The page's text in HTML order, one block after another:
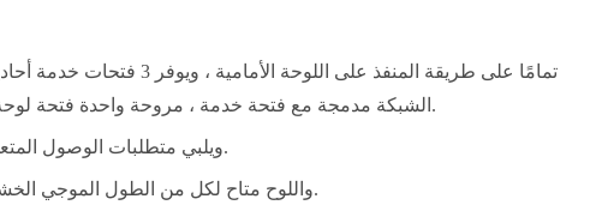
الشبكة مدمجة مع فتحة خدمة ، مروحة واحدة فتحة لوحة واحدة ، وفتحتان لوحة واحدة السلطة ، والتي كلها قابلة للتوصيل.
يدعم WDM لجميع أنواع الخدمة بمعدل Mbit/s ~ Gbit/s ويلبي متطلبات الوصول المتعدد للخدمة.
يدعم CWDM و DWDM ، واللوح متاح لكل من الطول الموجي الخشن والطول الموجي الكثيف.